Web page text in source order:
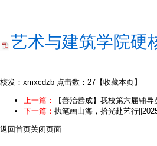
艺术与建筑学院硬
核发：xmxcdzb 点击数：27 【收藏本页】
上一篇：
【善治善成】我校第六届辅
下一篇： 执笔画山海，拾光赴艺行
返回首页关闭页面